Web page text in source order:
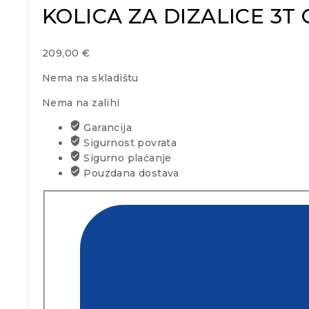
KOLICA ZA DIZALICE 3T
209,00 €
Nema na skladištu
Nema na zalihi
Garancija
Sigurnost povrata
Sigurno plaćanje
Pouzdana dostava